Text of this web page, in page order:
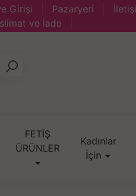
Girişi Pazaryeri
ve İade
FETİŞ
ÜRÜNLER
Kadınlar
İçin